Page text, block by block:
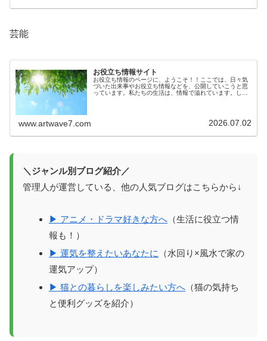
芸能
お役立ち情報サイト
お役立ち情報のページに、ようこそ！！ここでは、日々気
づいた出来事やお役立ち情報などを、公開していこうと思
っています。私たちの生活は、情報で溢れています。しか
www.artwave7.com 2026.07.02
＼ジャンル別ブログ紹介／
管理人が運営している、他の人気ブログはこちらから↓
▶ アニメ・ドラマ好きな方へ （生活に役立つ情
報も！）
▶ 運気を整えたいあなたに
（水回り×風水で家の
運気アップ）
▶ 猫との暮らしを楽しみたい方へ （猫の気持ち
と便利グッズを紹介）